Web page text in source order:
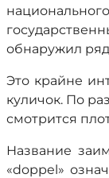
обнаружил
Это крайне
куличок. По
смотрится
Название
«doppel»